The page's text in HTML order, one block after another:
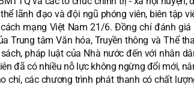
lãnh đạo và đội ngũ phóng viên, biên tập
mạng Việt Nam 21/6. Đồng chíđánh giá
Trung tâm Văn hóa, Truyền thông và Thể
pháp luật của Nhà nước đến với nhân
đã có nhiều nỗ lực không ngừng đổi mới,
chí, các chương trình phát thanh có chất